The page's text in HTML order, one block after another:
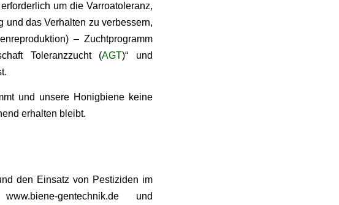
um die Varroatoleranz,
das Verhalten zu verbessern,
– Zuchtprogramm
Toleranzzucht (AGT)“ und
und unsere Honigbiene keine
erhalten bleibt.
den Einsatz von Pestiziden im
gentechnik.de und